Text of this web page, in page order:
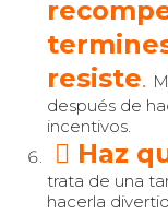
resiste.
después de
incentivos.
Haz
trata de una
hacerla